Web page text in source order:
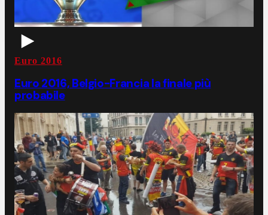
Euro 2016
Euro 2016, Belgio-Francia la finale più
probabile